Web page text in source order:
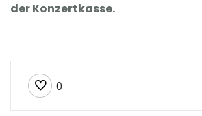
der Konzertkasse.
0